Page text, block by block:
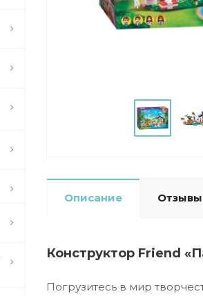
Описание Отзывы
Конструктор Friend
Погрузитесь в мир